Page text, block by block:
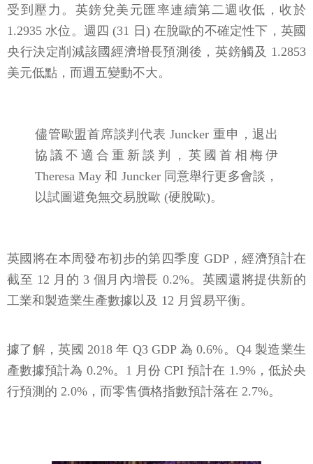
受到壓力。英鎊兌美元匯率連續第二週收低，收於
1.2935 水位。週四 (31 日) 在脫歐的不確定性下，英國
央行決定削減該國經濟增長預測後，英鎊觸及 1.2853
美元低點，而週五變動不大。
儘管歐盟首席談判代表 Juncker 重申，退出
協議不適合重新談判，英國首相梅伊
Theresa May 和 Juncker 同意舉行更多會談，
以試圖避免無交易脫歐 (硬脫歐)。
英國將在本周發布初步的第四季度 GDP，經濟預計在
截至 12 月的 3 個月內增長 0.2%。英國還將提供新的
工業和製造業生產數據以及 12 月貿易平衡。
據了解，英國 2018 年 Q3 GDP 為 0.6%。Q4 製造業生
產數據預計為 0.2%。1 月份 CPI 預計在 1.9%，低於央
行預測的 2.0%，而零售價格指數預計落在 2.7%。